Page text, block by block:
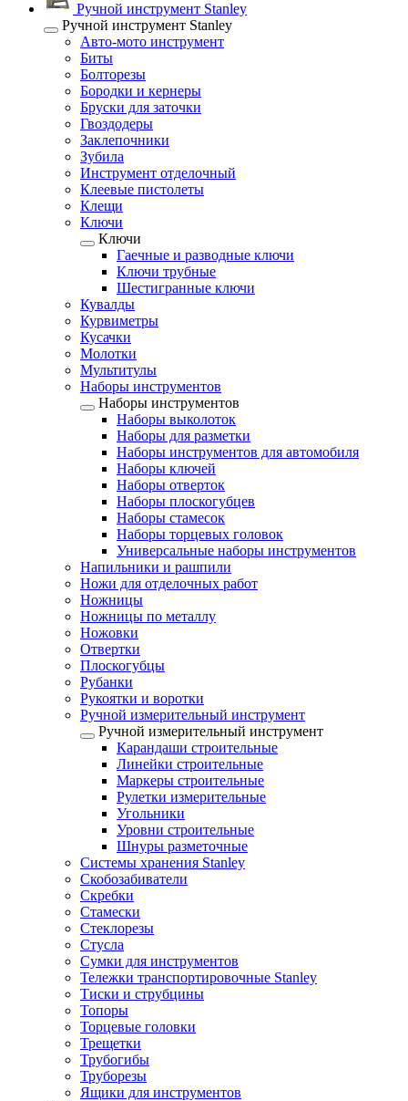
Ручной инструмент Stanley
Ручной инструмент Stanley
Авто-мото инструмент
Биты
Болторезы
Бородки и кернеры
Бруски для заточки
Гвоздодеры
Заклепочники
Зубила
Инструмент отделочный
Клеевые пистолеты
Клещи
Ключи
Ключи
Гаечные и разводные ключи
Ключи трубные
Шестигранные ключи
Кувалды
Курвиметры
Кусачки
Молотки
Мультитулы
Наборы инструментов
Наборы инструментов
Наборы выколоток
Наборы для разметки
Наборы инструментов для автомобиля
Наборы ключей
Наборы отверток
Наборы плоскогубцев
Наборы стамесок
Наборы торцевых головок
Универсальные наборы инструментов
Напильники и рашпили
Ножи для отделочных работ
Ножницы
Ножницы по металлу
Ножовки
Отвертки
Плоскогубцы
Рубанки
Рукоятки и воротки
Ручной измерительный инструмент
Ручной измерительный инструмент
Карандаши строительные
Линейки строительные
Маркеры строительные
Рулетки измерительные
Угольники
Уровни строительные
Шнуры разметочные
Системы хранения Stanley
Скобозабиватели
Скребки
Стамески
Стеклорезы
Стусла
Сумки для инструментов
Тележки транспортировочные Stanley
Тиски и струбцины
Топоры
Торцевые головки
Трещетки
Трубогибы
Труборезы
Ящики для инструментов